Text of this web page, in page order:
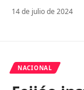
14 de julio de 2024
NACIONAL